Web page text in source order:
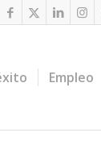
Empleo